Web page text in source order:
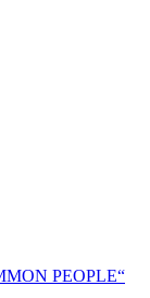
PEOPLE“